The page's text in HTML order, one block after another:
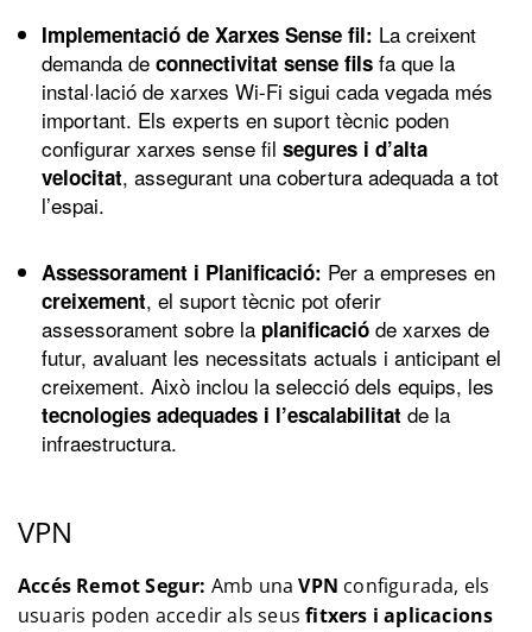
Implementació de Xarxes Sense fil: La creixent
demanda de connectivitat sense fils fa que la
instal·lació de xarxes Wi-Fi sigui cada vegada més
important. Els experts en suport tècnic poden
configurar xarxes sense fil segures i d’alta
velocitat, assegurant una cobertura adequada a tot
l’espai.
Assessorament i Planificació: Per a empreses en
creixement, el suport tècnic pot oferir
assessorament sobre la planificació de xarxes de
futur, avaluant les necessitats actuals i anticipant el
creixement. Això inclou la selecció dels equips, les
tecnologies adequades i l’escalabilitat de la
infraestructura.
VPN
Accés Remot Segur: Amb una VPN configurada, els
usuaris poden accedir als seusfitxers i aplicacions